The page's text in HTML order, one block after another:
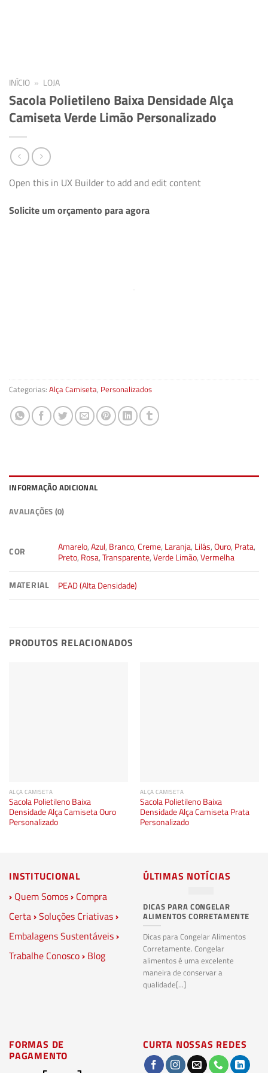
INÍCIO » LOJA
Sacola Polietileno Baixa Densidade Alça
Camiseta Verde Limão Personalizado
Open this in UX Builder to add and edit content
Solicite um orçamento para agora
Categorias: Alça Camiseta, Personalizados
INFORMAÇÃO ADICIONAL
AVALIAÇÕES (0)
COR Amarelo,Azul, Branco,Creme, Laranja, Lilás,Ouro, Prata,
Preto, Rosa,Transparente,Verde Limão,Vermelha
MATERIAL PEAD (Alta Densidade)
PRODUTOS RELACIONADOS
ALÇA CAMISETA
Sacola Polietileno Baixa
Densidade Alça Camiseta Ouro
Personalizado
ALÇA CAMISETA
Sacola Polietileno Baixa
Densidade Alça Camiseta Prata
Personalizado
INSTITUCIONAL
› Quem Somos› Compra
Certa›Soluções Criativas›
Embalagens Sustentáveis›
Trabalhe Conosco› Blog
ÚLTIMAS NOTÍCIAS
DICAS PARA CONGELAR
ALIMENTOS CORRETAMENTE
Dicas para Congelar Alimentos
Corretamente. Congelar
alimentos é uma excelente
maneira de conservar a
qualidade[...]
FORMAS DE
PAGAMENTO
CURTA NOSSAS REDES